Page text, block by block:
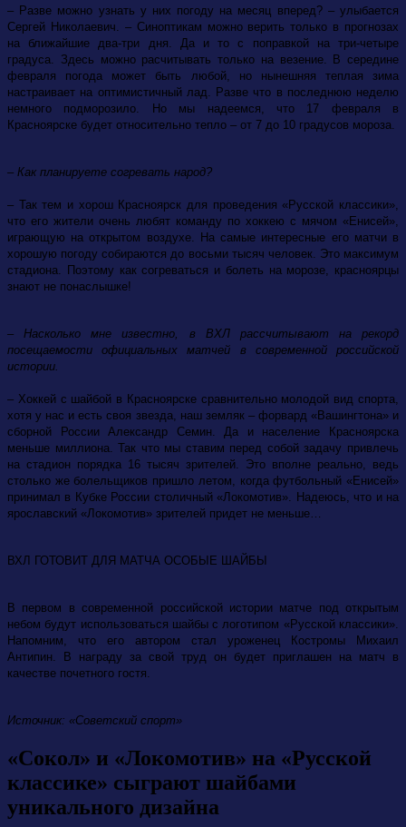
– Разве можно узнать у них погоду на месяц вперед? – улыбается
Сергей Николаевич. – Синоптикам можно верить только в прогнозах
на ближайшие два-три дня. Да и то с поправкой на три-четыре
градуса. Здесь можно расчитывать только на везение. В середине
февраля погода может быть любой, но нынешняя теплая зима
настраивает на оптимистичный лад. Разве что в последнюю неделю
немного подморозило. Но мы надеемся, что 17 февраля в
Красноярске будет относительно тепло – от 7 до 10 градусов мороза.
– Как планируете согревать народ?
– Так тем и хорош Красноярск для проведения «Русской классики»,
что его жители очень любят команду по хоккею с мячом «Енисей»,
играющую на открытом воздухе. На самые интересные его матчи в
хорошую погоду собираются до восьми тысяч человек. Это максимум
стадиона. Поэтому как согреваться и болеть на морозе, красноярцы
знают не понаслышке!
– Насколько мне известно, в ВХЛ рассчитывают на рекорд
посещаемости официальных матчей в современной российской
истории.
– Хоккей с шайбой в Красноярске сравнительно молодой вид спорта,
хотя у нас и есть своя звезда, наш земляк – форвард «Вашингтона» и
сборной России Александр Семин. Да и население Красноярска
меньше миллиона. Так что мы ставим перед собой задачу привлечь
на стадион порядка 16 тысяч зрителей. Это вполне реально, ведь
столько же болельщиков пришло летом, когда футбольный «Енисей»
принимал в Кубке России столичный «Локомотив». Надеюсь, что и на
ярославский «Локомотив» зрителей придет не меньше…
ВХЛ ГОТОВИТ ДЛЯ МАТЧА ОСОБЫЕ ШАЙБЫ
В первом в современной российской истории матче под открытым
небом будут использоваться шайбы с логотипом «Русской классики».
Напомним, что его автором стал уроженец Костромы Михаил
Антипин. В награду за свой труд он будет приглашен на матч в
качестве почетного гостя.
Источник: «Советский спорт»
«Сокол» и «Локомотив» на «Русской
классике» сыграют шайбами
уникального дизайна